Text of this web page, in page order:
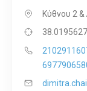
Κύθνου 2